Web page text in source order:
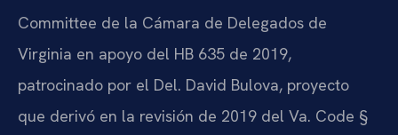
Committee de la Cámara de Delegados de
Virginia en apoyo del HB 635 de 2019,
patrocinado por el Del. David Bulova, proyecto
que derivó en la revisión de 2019 del Va. Code §